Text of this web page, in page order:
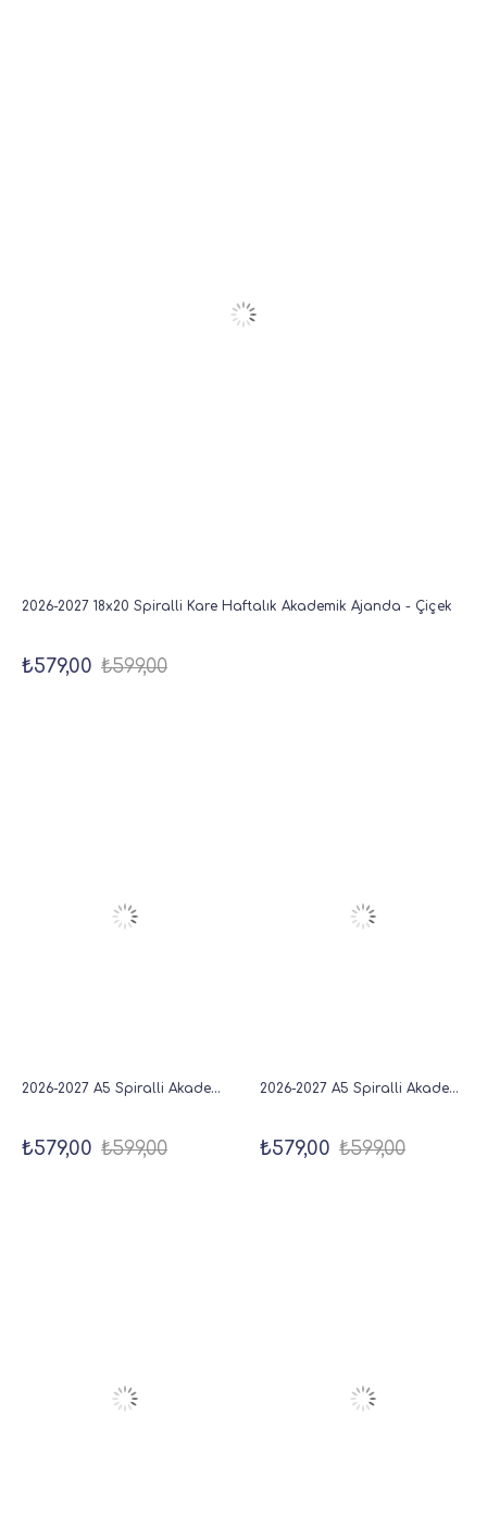
2026-2027 18x20 Spiralli Kare Haftalık Akademik Ajanda - Çiçek
₺579,00 ₺599,00
2026-2027 A5 Spiralli Akademik Haftalık Ajanda 16 Aylık - Lacivert
₺579,00 ₺599,00
2026-2027 A5 Spiralli Akademik Haftalık Ajanda 16 Aylık - Manzara
₺579,00 ₺599,00